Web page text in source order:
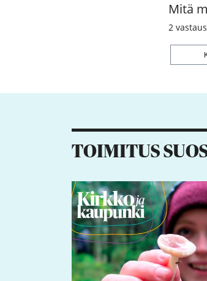
Mitä
2
TOIMITUS